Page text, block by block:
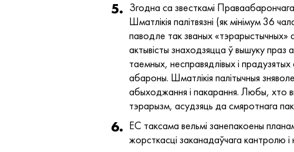
Згодна са звесткамі
Шматлікія палітвязні (як мінімум 36
паводле так званых «тэрарыстычных»
актывісты знаходзяцца ў вышуку
таемных, несправядлівых і
абароны. Шматлікія палітычныя
абыходжання і пакарання. Любы, хто
тэрарызм, асудзяць да смяротнага
ЕС таксама вельмі занепакоены
жорсткасці заканадаўчага кантролю